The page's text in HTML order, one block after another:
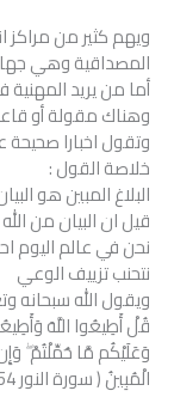
ويهم كثير من مراكز
المصداقية وهي
أما من يريد
وهناك مقولة أو
وتقول اخبارا صحيحة
خلاصة القول :
البلاغ المبين هو
قيل ان البيان من
نحن في عالم اليوم
نتحنب تزييف الوعي
ويقول الله سبحانه
قُلْ أَطِيعُوا اللَّهَ
وَعَلَيْكُم مَّا حُمِّلْتُمْ
الْمُبِينُ ( سورة النور 54) صدق الله العظيم .